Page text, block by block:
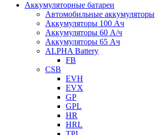
Аккумуляторные батареи
Автомобильные аккумуляторы
Аккумуляторы 100 Ач
Аккумуляторы 60 А/ч
Аккумуляторы 65 Ач
ALPHA Battery
FB
CSB
EVH
EVX
GP
GPL
HR
HRL